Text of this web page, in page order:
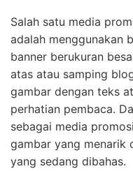
Salah satu media
adalah menggunakan
banner berukuran
atas atau samping
gambar dengan teks
perhatian pembaca.
sebagai media
gambar yang menarik
yang sedang dibahas.